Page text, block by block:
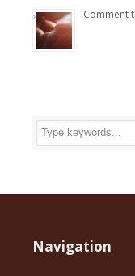
Comment
Navigation